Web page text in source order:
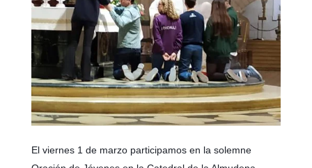
El viernes 1 de marzo participamos en la solemne